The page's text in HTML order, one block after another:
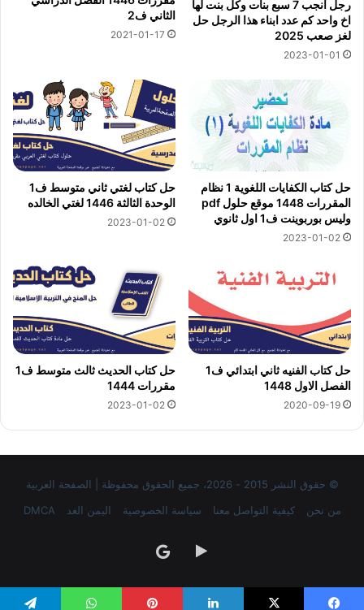
رجل انجب 7 سبع بنات وكل بنت لها
اخ واحد كم عدد ابناء هذا الرجل حل
لغز صعب 2025
2023-01-01
الثاني ف2
2021-01-17
حل كتاب الكفايات اللغوية 1 نظام
المقررات 1448 موقع حلول pdf
وليس بوربوينت ف1 اول ثانوي
2023-01-02
حل كتاب لغتي ثاني متوسط ف1
الوحدة الثالثة 1446 لغتي الخالده
2023-01-02
حل كتاب الفنيه ثاني ابتدائي ف1
الفصل الاول 1448
2020-09-19
حل كتاب الحديث ثالث متوسط ف1
مقررات 1444
2023-01-02
© حقوق النشر 2015 - 2026، جميع الحقوق محفوظة | الصفحة العربية
من نحن
كيفية التواصل معنا سياسة الخصوصية اليمن الغد DMCA
‏Google
Play
google
news